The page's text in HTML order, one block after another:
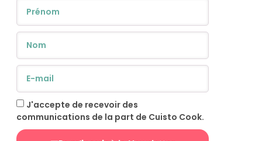
J'accepte de recevoir des
communications de la part de Cuisto Cook.